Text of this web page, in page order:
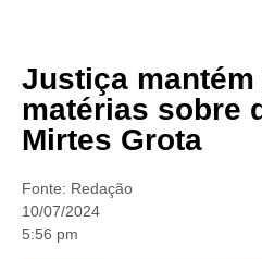
Justiça mantém
matérias sobre
Mirtes Grota
Fonte: Redação
10/07/2024
5:56 pm